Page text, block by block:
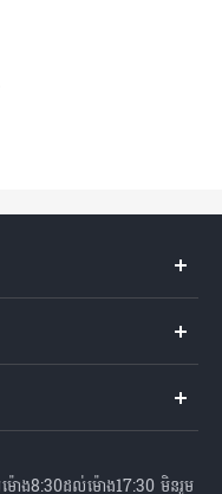
ម៉ោង8:30ដល់ម៉ោង17:30 មិនរួម